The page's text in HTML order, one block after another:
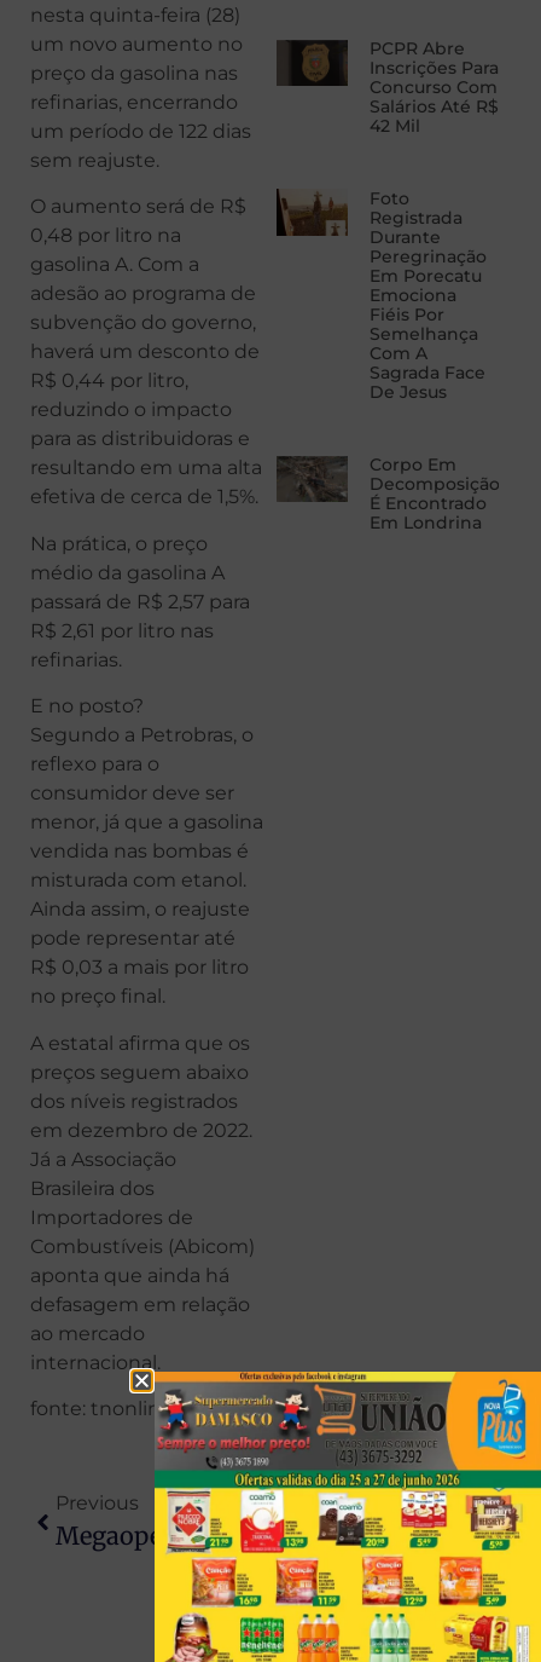
nesta quinta-feira (28)
um novo aumento no
preço da gasolina nas
refinarias, encerrando
um período de 122 dias
sem reajuste.
O aumento será de R$
0,48 por litro na
gasolina A. Com a
adesão ao programa de
subvenção do governo,
haverá um desconto de
R$ 0,44 por litro,
reduzindo o impacto
para as distribuidoras e
resultando em uma alta
efetiva de cerca de 1,5%.
Na prática, o preço
médio da gasolina A
passará de R$ 2,57 para
R$ 2,61 por litro nas
refinarias.
E no posto?
Segundo a Petrobras, o
reflexo para o
consumidor deve ser
menor, já que a gasolina
vendida nas bombas é
misturada com etanol.
Ainda assim, o reajuste
pode representar até
R$ 0,03 a mais por litro
no preço final.
A estatal afirma que os
preços seguem abaixo
dos níveis registrados
em dezembro de 2022.
Já a Associação
Brasileira dos
Importadores de
Combustíveis (Abicom)
aponta que ainda há
defasagem em relação
ao mercado
internacional.
fonte: tnonline
PCPR Abre
Inscrições Para
Concurso Com
Salários Até R$
42 Mil
Foto
Registrada
Durante
Peregrinação
Em Porecatu
Emociona
Fiéis Por
Semelhança
Com A
Sagrada Face
De Jesus
Corpo Em
Decomposição
É Encontrado
Em Londrina
Previous
Megaoperação Da Polícia Civil Apreende Mais De 2 Toneladas De Maconha E Desmantela Grupo Criminoso No Paraná
Next
Gaeco Faz Operação Contra 10 Policiais Suspeitos De Propina, Desvio De Mercadorias E Esquema Ilegal No Paraná